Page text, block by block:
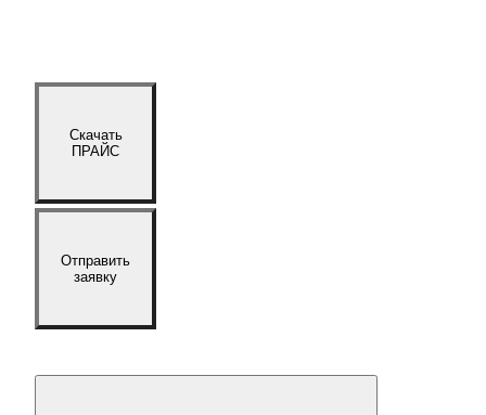
Скачать
ПРАЙС
Отправить
заявку